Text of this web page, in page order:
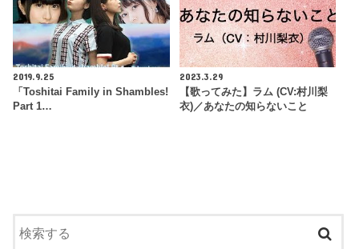
2019.9.25
「Toshitai Family in Shambles!
Part 1…
2023.3.29
【歌ってみた】ラム (CV:村川梨
衣)／あなたの知らないこと